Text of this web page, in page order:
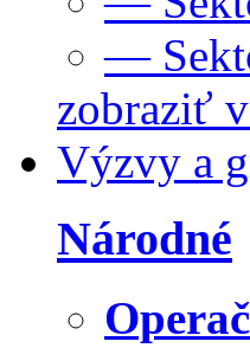
—
zobraziť
Výzvy a
Národné